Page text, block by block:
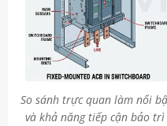
So sánh trực quan làm nổi
và khả năng tiếp cận bảo